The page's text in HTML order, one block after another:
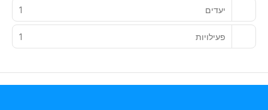
יעדים 1
פעילויות 1